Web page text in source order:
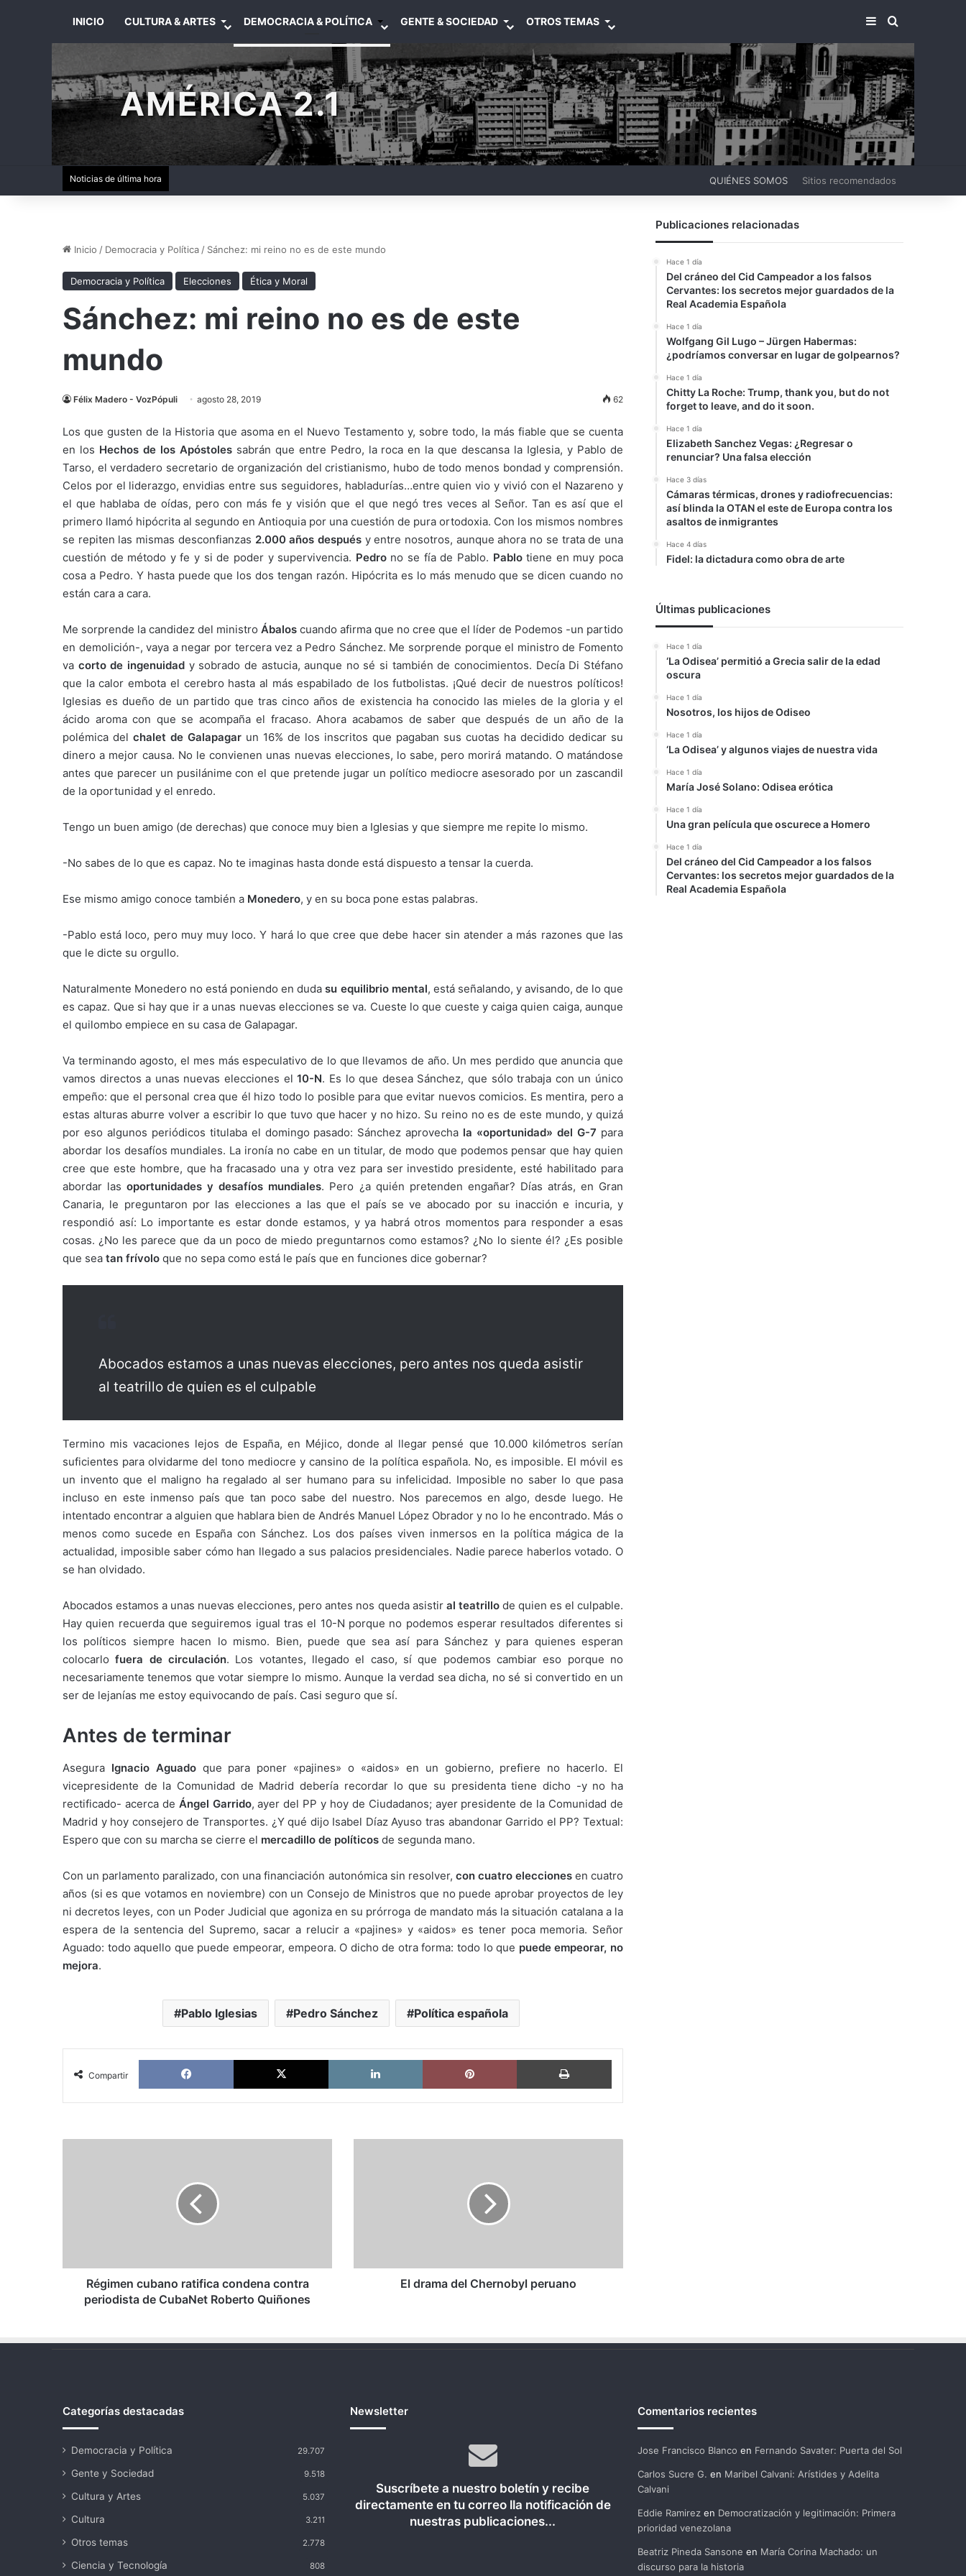
INICIO CULTURA & ARTES DEMOCRACIA & POLÍTICA GENTE & SOCIEDAD OTROS TEMAS BARRA LATERAL
BUSCAR
AMÉRICA 2.1
Noticias de última hora QUIÉNES SOMOS Sitios recomendados
Inicio / Democracia y Política / Sánchez: mi reino no es de este mundo
Democracia y Política Elecciones Ética y Moral
Sánchez: mi reino no es de este
mundo
Félix Madero - VozPópuli agosto 28, 2019 62
Los que gusten de la Historia que asoma en el Nuevo Testamento y, sobre todo, la más fiable que se cuenta
en los Hechos de los Apóstolessabrán que entre Pedro, la roca en la que descansa la Iglesia, y Pablo de
Tarso, el verdadero secretario de organización del cristianismo, hubo de todo menos bondad y comprensión.
Celos por el liderazgo, envidias entre sus seguidores, habladurías…entre quien vio y vivió con el Nazareno y
el que hablaba de oídas, pero con más fe y visión que el que negó tres veces al Señor. Tan es así que el
primero llamó hipócrita al segundo en Antioquia por una cuestión de pura ortodoxia. Con los mismos nombres
se repiten las mismas desconfianzas 2.000 años despuésy entre nosotros, aunque ahora no se trata de una
cuestión de método y fe y si de poder y supervivencia. Pedrono se fía de Pablo. Pablotiene en muy poca
cosa a Pedro. Y hasta puede que los dos tengan razón. Hipócrita es lo más menudo que se dicen cuando no
están cara a cara.
Me sorprende la candidez del ministro Ábalos cuando afirma que no cree que el líder de Podemos -un partido
en demolición-, vaya a negar por tercera vez a Pedro Sánchez. Me sorprende porque el ministro de Fomento
va corto de ingenuidady sobrado de astucia, aunque no sé si también de conocimientos. Decía Di Stéfano
que la calor embota el cerebro hasta al más espabilado de los futbolistas. ¡Qué decir de nuestros políticos!
Iglesias es dueño de un partido que tras cinco años de existencia ha conocido las mieles de la gloria y el
ácido aroma con que se acompaña el fracaso. Ahora acabamos de saber que después de un año de la
polémica del chalet de Galapagar un 16% de los inscritos que pagaban sus cuotas ha decidido dedicar su
dinero a mejor causa. No le convienen unas nuevas elecciones, lo sabe, pero morirá matando. O matándose
antes que parecer un pusilánime con el que pretende jugar un político mediocre asesorado por un zascandil
de la oportunidad y el enredo.
Tengo un buen amigo (de derechas) que conoce muy bien a Iglesias y que siempre me repite lo mismo.
-No sabes de lo que es capaz. No te imaginas hasta donde está dispuesto a tensar la cuerda.
Ese mismo amigo conoce también a Monedero, y en su boca pone estas palabras.
-Pablo está loco, pero muy muy loco. Y hará lo que cree que debe hacer sin atender a más razones que las
que le dicte su orgullo.
Naturalmente Monedero no está poniendo en dudasu equilibrio mental, está señalando, y avisando, de lo que
es capaz. Que si hay que ir a unas nuevas elecciones se va. Cueste lo que cueste y caiga quien caiga, aunque
el quilombo empiece en su casa de Galapagar.
Va terminando agosto, el mes más especulativo de lo que llevamos de año. Un mes perdido que anuncia que
vamos directos a unas nuevas elecciones el10-N. Es lo que desea Sánchez, que sólo trabaja con un único
empeño: que el personal crea que él hizo todo lo posible para que evitar nuevos comicios. Es mentira, pero a
estas alturas aburre volver a escribir lo que tuvo que hacer y no hizo. Su reino no es de este mundo, y quizá
por eso algunos periódicos titulaba el domingo pasado: Sánchez aprovecha la «oportunidad» del G-7 para
abordar los desafíos mundiales. La ironía no cabe en un titular, de modo que podemos pensar que hay quien
cree que este hombre, que ha fracasado una y otra vez para ser investido presidente, esté habilitado para
abordar lasoportunidades y desafíos mundiales. Pero ¿a quién pretenden engañar? Días atrás, en Gran
Canaria, le preguntaron por las elecciones a las que el país se ve abocado por su inacción e incuria, y
respondió así: Lo importante es estar donde estamos, y ya habrá otros momentos para responder a esas
cosas. ¿No les parece que da un poco de miedo preguntarnos como estamos? ¿No lo siente él? ¿Es posible
que sea tan frívolo que no sepa como está le país que en funciones dice gobernar?
Abocados estamos a unas nuevas elecciones, pero antes nos queda asistir
al teatrillo de quien es el culpable
Termino mis vacaciones lejos de España, en Méjico, donde al llegar pensé que 10.000 kilómetros serían
suficientes para olvidarme del tono mediocre y cansino de la política española. No, es imposible. El móvil es
un invento que el maligno ha regalado al ser humano para su infelicidad. Imposible no saber lo que pasa
incluso en este inmenso país que tan poco sabe del nuestro. Nos parecemos en algo, desde luego. He
intentado encontrar a alguien que hablara bien de Andrés Manuel López Obrador y no lo he encontrado. Más o
menos como sucede en España con Sánchez. Los dos países viven inmersos en la política mágica de la
actualidad, imposible saber cómo han llegado a sus palacios presidenciales. Nadie parece haberlos votado. O
se han olvidado.
Abocados estamos a unas nuevas elecciones, pero antes nos queda asistir al teatrillode quien es el culpable.
Hay quien recuerda que seguiremos igual tras el 10-N porque no podemos esperar resultados diferentes si
los políticos siempre hacen lo mismo. Bien, puede que sea así para Sánchez y para quienes esperan
colocarlofuera de circulación. Los votantes, llegado el caso, sí que podemos cambiar eso porque no
necesariamente tenemos que votar siempre lo mismo. Aunque la verdad sea dicha, no sé si convertido en un
ser de lejanías me estoy equivocando de país. Casi seguro que sí.
Antes de terminar
Asegura Ignacio Aguadoque para poner «pajines» o «aidos» en un gobierno, prefiere no hacerlo. El
vicepresidente de la Comunidad de Madrid debería recordar lo que su presidenta tiene dicho -y no ha
rectificado- acerca de Ángel Garrido, ayer del PP y hoy de Ciudadanos; ayer presidente de la Comunidad de
Madrid y hoy consejero de Transportes. ¿Y qué dijo Isabel Díaz Ayuso tras abandonar Garrido el PP? Textual:
Espero que con su marcha se cierre el mercadillo de políticos de segunda mano.
Con un parlamento paralizado, con una financiación autonómica sin resolver, con cuatro eleccionesen cuatro
años (si es que votamos en noviembre) con un Consejo de Ministros que no puede aprobar proyectos de ley
ni decretos leyes, con un Poder Judicial que agoniza en su prórroga de mandato más la situación catalana a la
espera de la sentencia del Supremo, sacar a relucir a «pajines» y «aidos» es tener poca memoria. Señor
Aguado: todo aquello que puede empeorar, empeora. O dicho de otra forma: todo lo que puede empeorar, no
mejora.
Pablo Iglesias Pedro Sánchez Política española
Compartir
Facebook X LinkedIn Pinterest Imprimir
Roberto
QuiñonesRégimen cubano ratifica condena contra
periodista de CubaNet Roberto Quiñones
El drama del Chernobyl peruano
Publicaciones relacionadas
Hace 1 día
Del cráneo del Cid Campeador a los falsos
Cervantes: los secretos mejor guardados de la
Real Academia Española
Hace 1 día
Wolfgang Gil Lugo – Jürgen Habermas:
¿podríamos conversar en lugar de golpearnos?
Hace 1 día
Chitty La Roche: Trump, thank you, but do not
forget to leave, and do it soon.
Hace 1 día
Elizabeth Sanchez Vegas: ¿Regresar o
renunciar? Una falsa elección
Hace 3 días
Cámaras térmicas, drones y radiofrecuencias:
así blinda la OTAN el este de Europa contra los
asaltos de inmigrantes
Hace 4 días
Fidel: la dictadura como obra de arte
Últimas publicaciones
Hace 1 día
‘La Odisea’ permitió a Grecia salir de la edad
oscura
Hace 1 día
Nosotros, los hijos de Odiseo
Hace 1 día
‘La Odisea’ y algunos viajes de nuestra vida
Hace 1 día
María José Solano: Odisea erótica
Hace 1 día
Una gran película que oscurece a Homero
Hace 1 día
Del cráneo del Cid Campeador a los falsos
Cervantes: los secretos mejor guardados de la
Real Academia Española
Categorías destacadas
Democracia y Política 29.707
Gente y Sociedad 9.518
Cultura y Artes 5.037
Cultura 3.211
Otros temas 2.778
Ciencia y Tecnología 808
Newsletter
Suscríbete a nuestro boletín y recibe
directamente en tu correo lla notificación de
nuestras publicaciones...
Comentarios recientes
Jose Francisco Blanco en Fernando Savater: Puerta del Sol
Carlos Sucre G. en Maribel Calvani: Arístides y Adelita
Calvani
Eddie Ramirezen Democratización y legitimación: Primera
prioridad venezolana
Beatriz Pineda Sansone en María Corina Machado: un
discurso para la historia